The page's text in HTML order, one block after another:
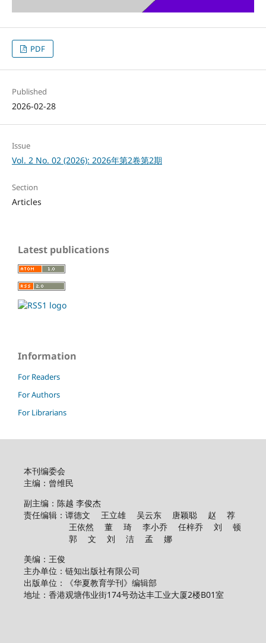
PDF
Published
2026-02-28
Issue
Vol. 2 No. 02 (2026): 2026年第2卷第2期
Section
Articles
Latest publications
Information
For Readers
For Authors
For Librarians
本刊编委会
主编：曾维民
副主编：陈越 李俊杰
责任编辑：谭德文 王立雄 吴云东 唐颖聪 赵 荐
王依然 董 琦 李小乔 任梓乔 刘 顿
郭 文 刘 洁 孟 娜
美编：王俊
主办单位：链知出版社有限公司
出版单位：《华夏教育学刊》编辑部
地址：香港观塘伟业街174号劲达丰工业大厦2楼B01室